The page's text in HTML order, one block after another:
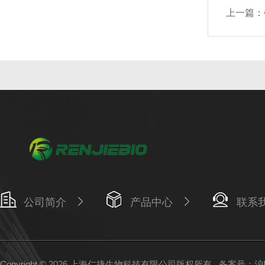
上一篇：
公司简介 产品中心 联系